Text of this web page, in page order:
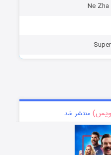
منتشر شد